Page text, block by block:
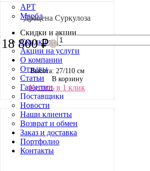
АРТ
Марбл
Скидки и акции
Скидки на растения и кашпо
Акции на услуги
О компании
Отзывы
Статьи
Гарантии
Поставщики
Новости
Наши клиенты
Возврат и обмен
Заказ и доставка
Портфолио
Контакты
Драцена Суркулоза
18 800 ₽
Высота: 27/110 см
В корзину
Купить в 1 клик